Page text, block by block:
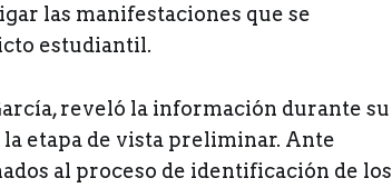
las manifestaciones que se
estudiantil.
reveló la información durante su
etapa de vista preliminar. Ante
al proceso de identificación de los